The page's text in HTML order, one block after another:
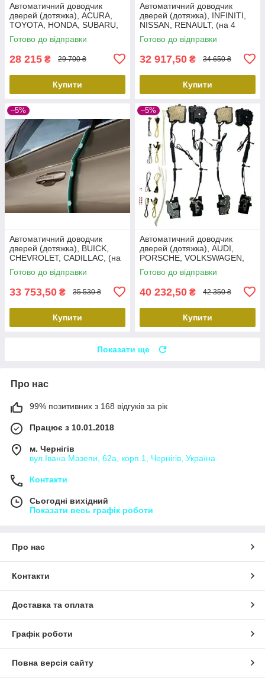
Автоматичний доводчик
дверей (дотяжка), ACURA,
TOYOTA, HONDA, SUBARU,
(на 4 двері). Prime-X SC-003
Готово до відправки
28 215 ₴ 29 700 ₴
Купити
Автоматичний доводчик
дверей (дотяжка), INFINITI,
NISSAN, RENAULT, (на 4
двері). Prime-X SC-006
Готово до відправки
32 917,50 ₴ 34 650 ₴
Купити
–5%
Автоматичний доводчик
дверей (дотяжка), BUICK,
CHEVROLET, CADILLAC, (на
4 двері). Prime-X SC-009
Готово до відправки
33 753,50 ₴ 35 530 ₴
Купити
–5%
Автоматичний доводчик
дверей (дотяжка), AUDI,
PORSCHE, VOLKSWAGEN,
(на 4 двері). Prime-X SC-010
Готово до відправки
40 232,50 ₴ 42 350 ₴
Купити
Показати ще
Про нас
99% позитивних з 168 відгуків за рік
Працює з 10.01.2018
м. Чернігів
вул.Івана Мазепи, 62а, корп.1, Чернігів, Україна
Контакти
Сьогодні вихідний
Показати весь графік роботи
Про нас
Контакти
Доставка та оплата
Графік роботи
Повна версія сайту